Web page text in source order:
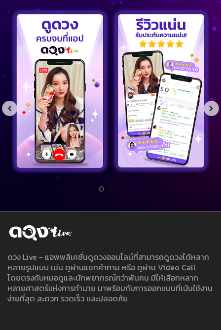
ดวง Live - แอพพลิเคชั่นดูดวงออนไลน์ที่สามารถดูดวงได้หลาก
หลายรูปแบบ เช่น ดูผ่านแชทคำถาม หรือ ดูผ่าน Video Call
โดยตรงกับหมอดูและนักพยากรณ์กว่าพันคน มีให้เลือกหลาก
หลายศาสตร์แห่งการทำนาย มาพร้อมกับการออกแบบที่เน้นใช้งาน
ง่ายที่สุด สะดวก รวดเร็ว และปลอดภัย